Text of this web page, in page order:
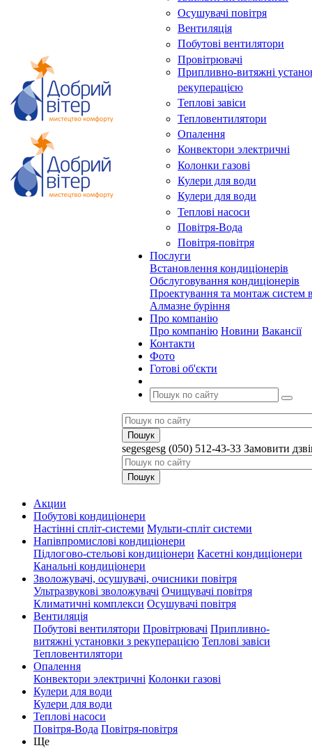
Осушувачі повітря
Вентиляція
Побутові вентилятори
Провітрювачі
Припливно-витяжні
рекуперацією
Теплові завіси
Тепловентилятори
Опалення
Конвектори электричні
Колонки газові
Кулери для води
Кулери для води
Теплові насоси
Повітря-Вода
Повітря-повітря
Послуги
Встановлення кондиціонерів
Обслуговування кондиціонерів
Проектування та монтаж систем
Алмазне буріння
Про компанію
Про компанію Новини Вакансії
Контакти
Фото
Готові об'єкти
segesgesg (050) 512-43-33 Замовити
Акции
Побутові кондиціонери
Настінні спліт-системи Мульти-спліт системи
Напівпромислові кондиціонери
Підлогово-стельові кондиціонери Касетні кондиціонери
Канальні кондиціонери
Зволожувачі, осушувачі, очисники повітря
Ультразвукові зволожувачі Очищувачі повітря
Климатичні комплекси Осушувачі повітря
Вентиляція
Побутові вентилятори Провітрювачі Припливно-
витяжні установки з рекуперацією Теплові завіси
Тепловентилятори
Опалення
Конвектори электричні Колонки газові
Кулери для води
Кулери для води
Теплові насоси
Повітря-Вода Повітря-повітря
Ще